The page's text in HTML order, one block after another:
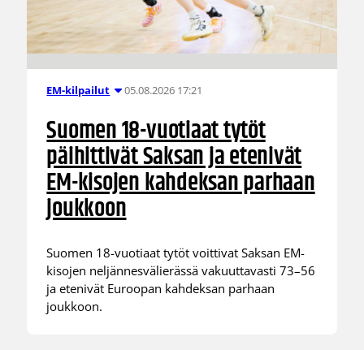
EM-kilpailut 05.08.2026 17:21
Suomen 18-vuotiaat tytöt
päihittivät Saksan ja etenivät
EM-kisojen kahdeksan parhaan
joukkoon
Suomen 18-vuotiaat tytöt voittivat Saksan EM-
kisojen neljännesvälierässä vakuuttavasti 73–56
ja etenivät Euroopan kahdeksan parhaan
joukkoon.